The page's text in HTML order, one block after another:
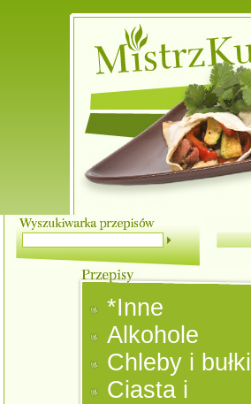
*Inne
Alkohole
Chleby i bułki
Ciasta i